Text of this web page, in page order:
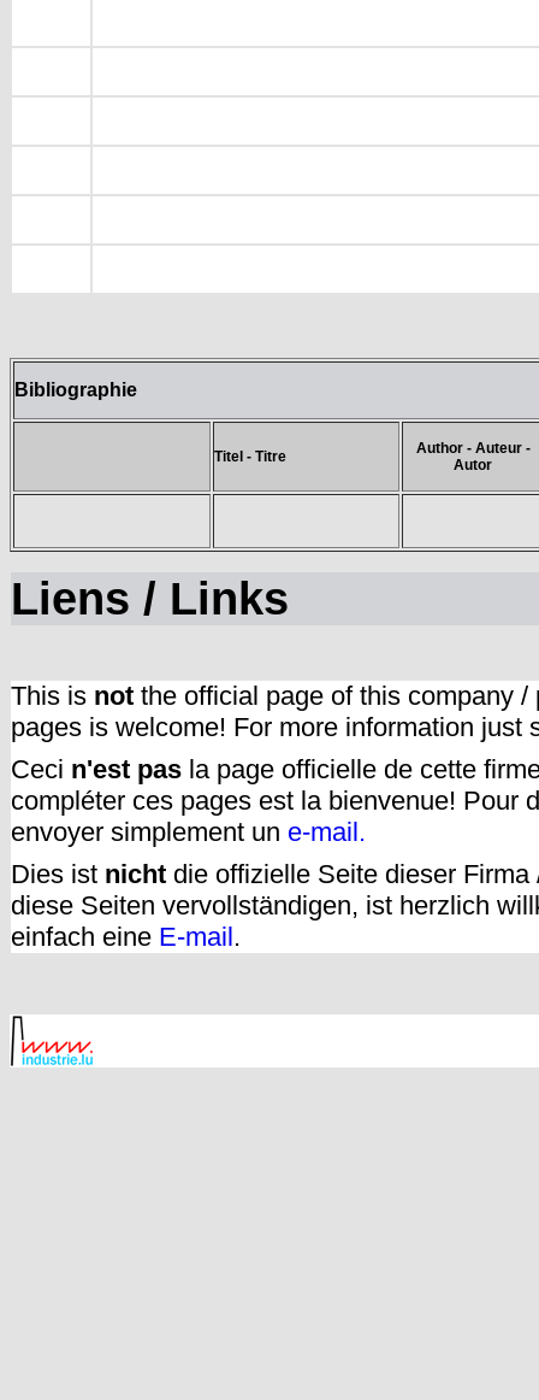
Bibliographie
Titel - Titre
Author - Auteur -
Autor
Liens / Links
This is not the official page of this company
pages is welcome! For more information just
Ceci n'est pas la page officielle de cette
compléter ces pages est la bienvenue! Pour
envoyer simplement un e-mail.
Dies ist nicht die offizielle Seite dieser
diese Seiten vervollständigen, ist herzlich
einfach eine E-mail.